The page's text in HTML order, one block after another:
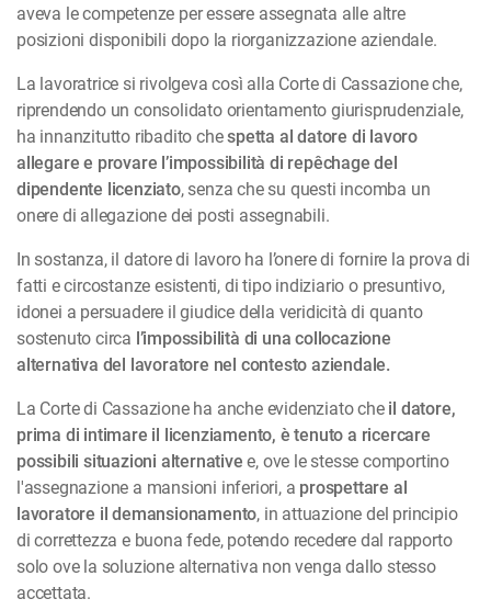
aveva le competenze per essere assegnata alle altre
posizioni disponibili dopo la riorganizzazione aziendale.
La lavoratrice si rivolgeva così alla Corte di Cassazione che,
riprendendo un consolidato orientamento giurisprudenziale,
ha innanzitutto ribadito chespetta al datore di lavoro
allegare e provare l’impossibilità di repêchage del
dipendente licenziato, senza che su questi incomba un
onere di allegazione dei posti assegnabili.
In sostanza, il datore di lavoro ha l’onere di fornire la prova di
fatti e circostanze esistenti, di tipo indiziario o presuntivo,
idonei a persuadere il giudice della veridicità di quanto
sostenuto circa l’impossibilità di una collocazione
alternativa del lavoratore nel contesto aziendale.
La Corte di Cassazione ha anche evidenziato che il datore,
prima di intimare il licenziamento, è tenuto a ricercare
possibili situazioni alternative e, ove le stesse comportino
l'assegnazione a mansioni inferiori, a prospettare al
lavoratore il demansionamento, in attuazione del principio
di correttezza e buona fede, potendo recedere dal rapporto
solo ove la soluzione alternativa non venga dallo stesso
accettata.